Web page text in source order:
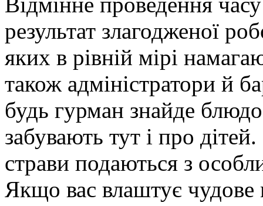
результат злагодженої
яких в рівній мірі
також адміністратори й
будь гурман знайде
забувають тут і про
страви подаються з
Якщо вас влаштує чудове